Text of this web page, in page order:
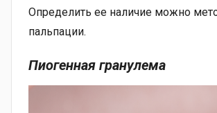
Определить ее наличие можно
пальпации.
Пиогенная гранулема